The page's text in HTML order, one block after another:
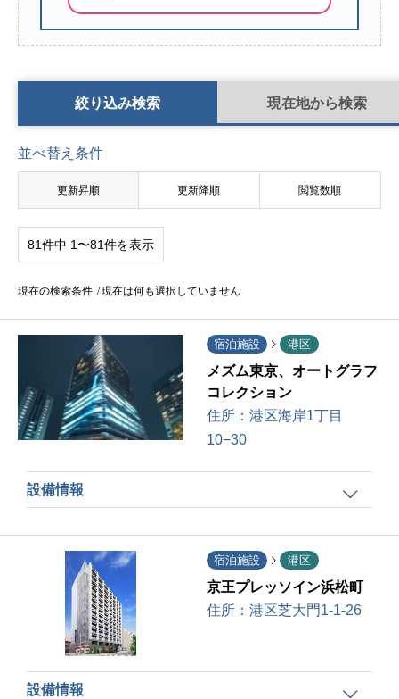
絞り込み検索 現在地から検索
並べ替え条件
更新昇順 更新降順 閲覧数順
81件中 1〜81件を表示
現在の検索条件 現在は何も選択していません
宿泊施設 港区
メズム東京、オートグラフ
コレクション
住所： 港区海岸1丁目
10−30
設備情報
宿泊施設 港区
京王プレッソイン浜松町
住所： 港区芝大門1-1-26
設備情報